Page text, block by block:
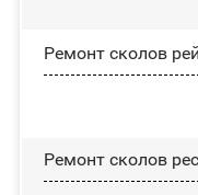
Ремонт сколов
Ремонт сколов